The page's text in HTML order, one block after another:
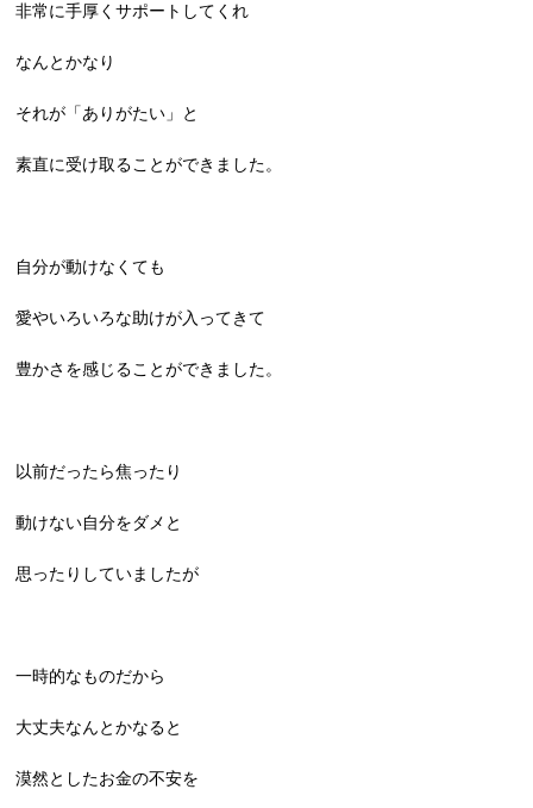
非常に手厚くサポートしてくれ
なんとかなり
それが「ありがたい」と
素直に受け取ることができました。
自分が動けなくても
愛やいろいろな助けが入ってきて
豊かさを感じることができました。
以前だったら焦ったり
動けない自分をダメと
思ったりしていましたが
一時的なものだから
大丈夫なんとかなると
漠然としたお金の不安を